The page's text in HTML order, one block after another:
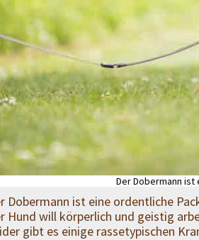
Der Dobermann
Dobermann ist eine ordentliche
Hund will körperlich und geistig
gibt es einige rassetypischen